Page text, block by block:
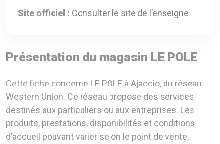
Site officiel : Consulter le site de l’enseigne
Présentation du magasin LE POLE
Cette fiche concerne LE POLE à Ajaccio, du réseau
Western Union. Ce réseau propose des services
destinés aux particuliers ou aux entreprises. Les
produits, prestations, disponibilités et conditions
d’accueil pouvant varier selon le point de vente,